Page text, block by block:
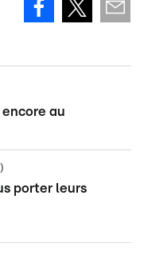
au
porter leurs